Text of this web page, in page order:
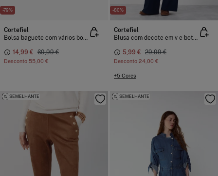
-79%
Cortefiel
Bolsa baguete com vários bolsos
14,99 € 69,99 €
Desconto 55,00 €
-80%
Cortefiel
Blusa com decote em v e botões.
5,99 € 29,99 €
Desconto 24,00 €
+5 Cores
SEMELHANTE SEMELHANTE